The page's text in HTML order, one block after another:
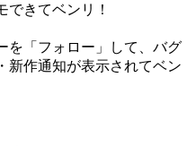
できてベンリ！
を「フォロー」して、バグ
新作通知が表示されてベン